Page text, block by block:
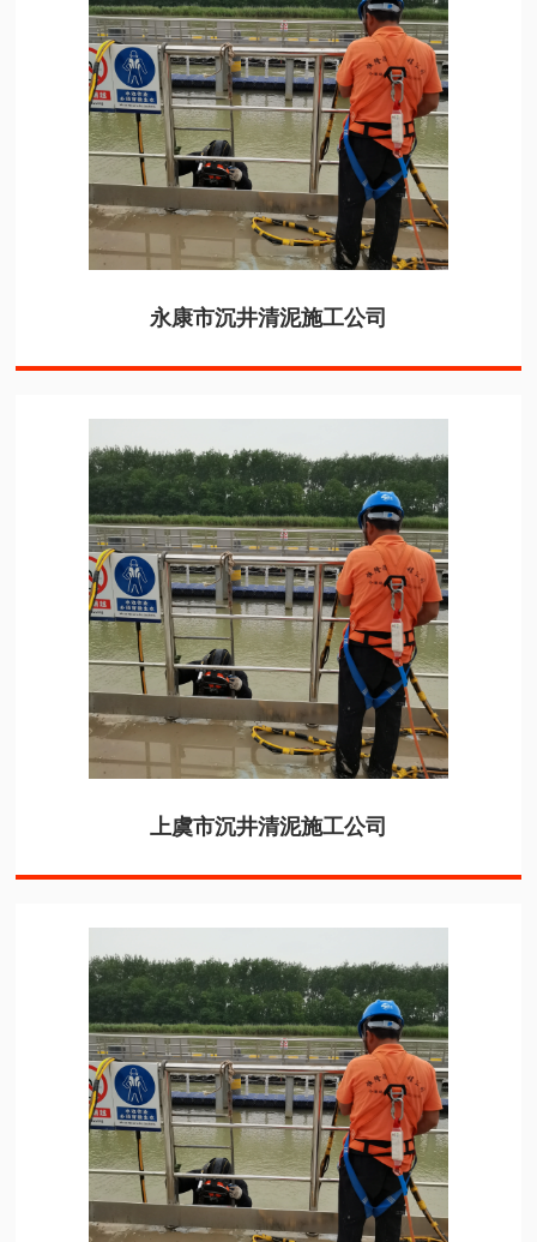
永康市沉井清泥施工公司
上虞市沉井清泥施工公司